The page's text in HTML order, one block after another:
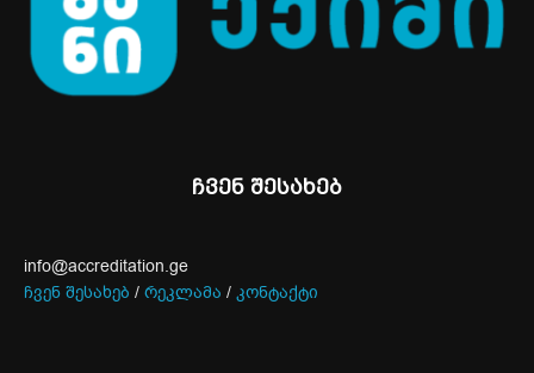
ჩვენ შესახებ
info@accreditation.ge
ჩვენ შესახებ / რეკლამა / კონტაქტი